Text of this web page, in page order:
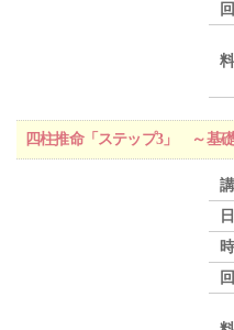
四柱推命「ステップ3」 ～基